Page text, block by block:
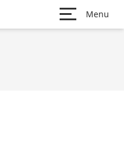
Menu